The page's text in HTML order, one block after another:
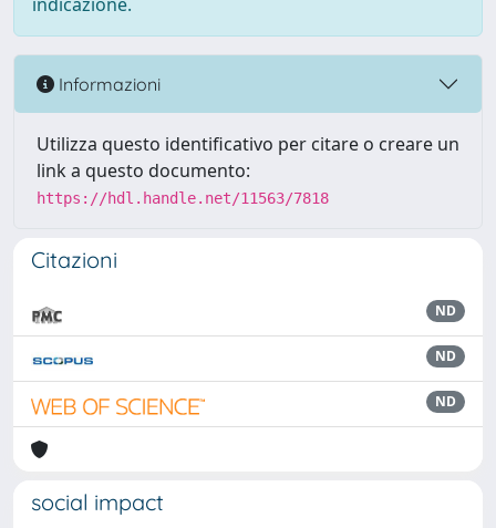
Informazioni
Utilizza questo identificativo per citare o creare un
link a questo documento:
https://hdl.handle.net/11563/7818
Citazioni
ND
ND
ND
social impact